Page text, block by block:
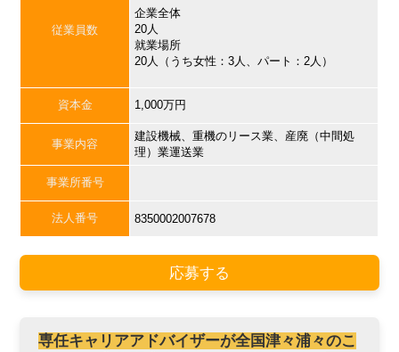
従業員数
企業全体
20人
就業場所
20人（うち女性：3人、パート：2人）
資本金 1,000万円
事業内容
建設機械、重機のリース業、産廃（中間処
理）業運送業
事業所番号
法人番号 8350002007678
応募する
専任キャリアアドバイザーが全国津々浦々のこ